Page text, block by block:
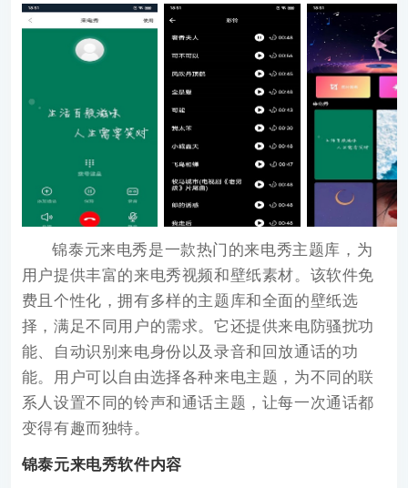
锦泰元来电秀是一款热门的来电秀主题库，为
用户提供丰富的来电秀视频和壁纸素材。该软件免
费且个性化，拥有多样的主题库和全面的壁纸选
择，满足不同用户的需求。它还提供来电防骚扰功
能、自动识别来电身份以及录音和回放通话的功
能。用户可以自由选择各种来电主题，为不同的联
系人设置不同的铃声和通话主题，让每一次通话都
变得有趣而独特。
锦泰元来电秀软件内容